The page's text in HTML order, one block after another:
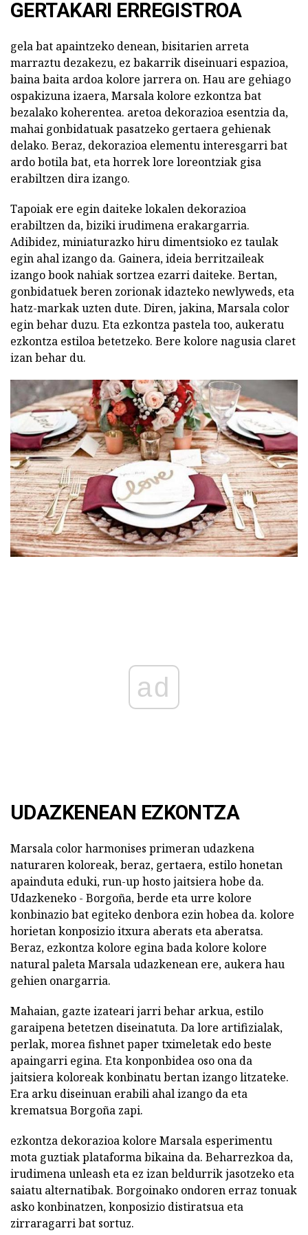
GERTAKARI ERREGISTROA
gela bat apaintzeko denean, bisitarien arreta
marraztu dezakezu, ez bakarrik diseinuari espazioa,
baina baita ardoa kolore jarrera on. Hau are gehiago
ospakizuna izaera, Marsala kolore ezkontza bat
bezalako koherentea. aretoa dekorazioa esentzia da,
mahai gonbidatuak pasatzeko gertaera gehienak
delako. Beraz, dekorazioa elementu interesgarri bat
ardo botila bat, eta horrek lore loreontziak gisa
erabiltzen dira izango.
Tapoiak ere egin daiteke lokalen dekorazioa
erabiltzen da, biziki irudimena erakargarria.
Adibidez, miniaturazko hiru dimentsioko ez taulak
egin ahal izango da. Gainera, ideia berritzaileak
izango book nahiak sortzea ezarri daiteke. Bertan,
gonbidatuek beren zorionak idazteko newlyweds, eta
hatz-markak uzten dute. Diren, jakina, Marsala color
egin behar duzu. Eta ezkontza pastela too, aukeratu
ezkontza estiloa betetzeko. Bere kolore nagusia claret
izan behar du.
ad
UDAZKENEAN EZKONTZA
Marsala color harmonises primeran udazkena
naturaren koloreak, beraz, gertaera, estilo honetan
apainduta eduki, run-up hosto jaitsiera hobe da.
Udazkeneko - Borgoña, berde eta urre kolore
konbinazio bat egiteko denbora ezin hobea da. kolore
horietan konposizio itxura aberats eta aberatsa.
Beraz, ezkontza kolore egina bada kolore kolore
natural paleta Marsala udazkenean ere, aukera hau
gehien onargarria.
Mahaian, gazte izateari jarri behar arkua, estilo
garaipena betetzen diseinatuta. Da lore artifizialak,
perlak, morea fishnet paper tximeletak edo beste
apaingarri egina. Eta konponbidea oso ona da
jaitsiera koloreak konbinatu bertan izango litzateke.
Era arku diseinuan erabili ahal izango da eta
krematsua Borgoña zapi.
ezkontza dekorazioa kolore Marsala esperimentu
mota guztiak plataforma bikaina da. Beharrezkoa da,
irudimena unleash eta ez izan beldurrik jasotzeko eta
saiatu alternatibak. Borgoinako ondoren erraz tonuak
asko konbinatzen, konposizio distiratsua eta
zirraragarri bat sortuz.